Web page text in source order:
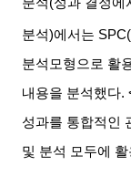
분석)에서는
분석모형으로 활
내용을 분석했다.
성과를 통합적인
및 분석 모두에